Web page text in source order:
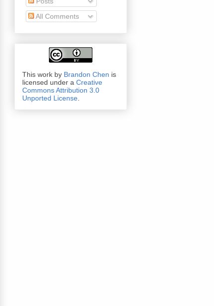
All Comments
This work by Brandon Chen is
licensed under a Creative
Commons Attribution 3.0
Unported License.